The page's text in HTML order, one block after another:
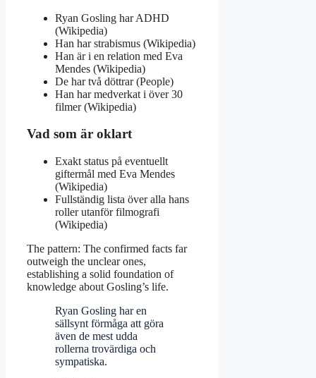
Ryan Gosling har ADHD
(Wikipedia)
Han har strabismus (Wikipedia)
Han är i en relation med Eva
Mendes (Wikipedia)
De har två döttrar (People)
Han har medverkat i över 30
filmer (Wikipedia)
Vad som är oklart
Exakt status på eventuellt
giftermål med Eva Mendes
(Wikipedia)
Fullständig lista över alla hans
roller utanför filmografi
(Wikipedia)
The pattern: The confirmed facts far
outweigh the unclear ones,
establishing a solid foundation of
knowledge about Gosling’s life.
Ryan Gosling har en
sällsynt förmåga att göra
även de mest udda
rollerna trovärdiga och
sympatiska.